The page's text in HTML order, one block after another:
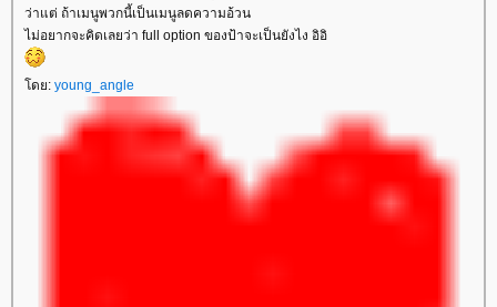
ว่าแต่ ถ้าเมนูพวกนี้เป็นเมนูลดความอ้วน
ไม่อยากจะคิดเลยว่า full option ของป้าจะเป็นยังไง อิอิ
ดย: young_angle